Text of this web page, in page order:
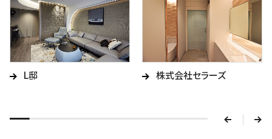
L邸 株式会社セラーズ
p
v
n